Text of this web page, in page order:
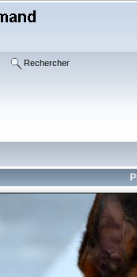
Rechercher